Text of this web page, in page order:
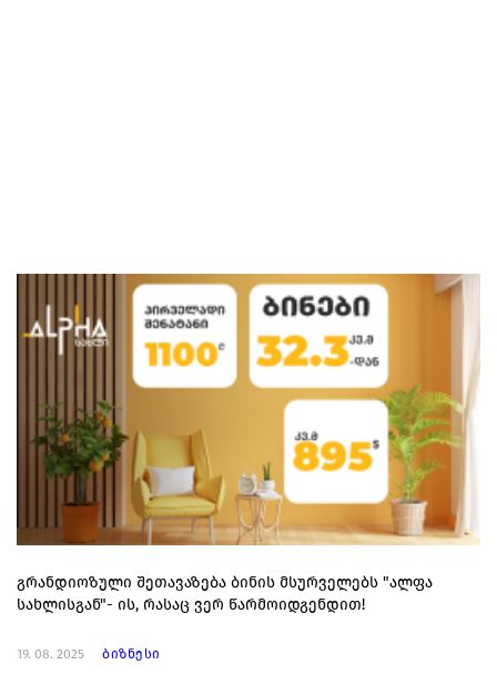
გრანდიოზული შეთავაზება ბინის მსურველებს "ალფა
სახლისგან"- ის, რასაც ვერ წარმოიდგენდით!
19. 08. 2025 ბიზნესი